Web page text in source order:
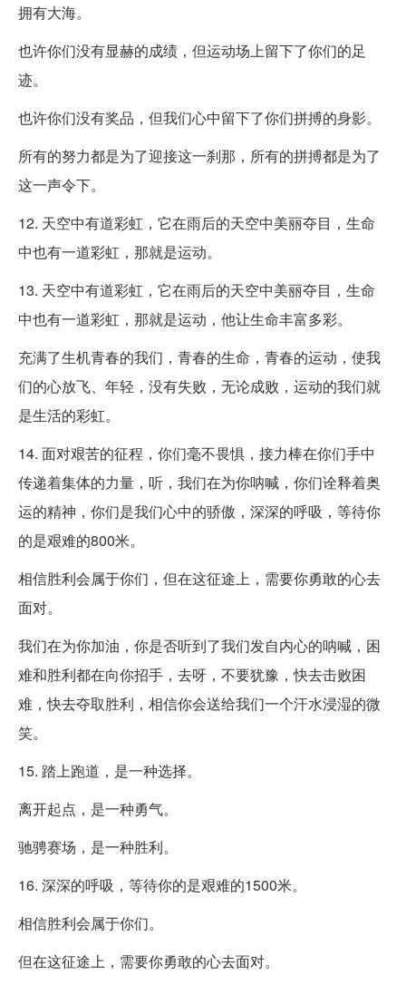
拥有大海。
也许你们没有显赫的成绩，但运动场上留下了你们的足
迹。
也许你们没有奖品，但我们心中留下了你们拼搏的身影。
所有的努力都是为了迎接这一刹那，所有的拼搏都是为了
这一声令下。
12. 天空中有道彩虹，它在雨后的天空中美丽夺目，生命
中也有一道彩虹，那就是运动。
13. 天空中有道彩虹，它在雨后的天空中美丽夺目，生命
中也有一道彩虹，那就是运动，他让生命丰富多彩。
充满了生机青春的我们，青春的生命，青春的运动，使我
们的心放飞、年轻，没有失败，无论成败，运动的我们就
是生活的彩虹。
14. 面对艰苦的征程，你们毫不畏惧，接力棒在你们手中
传递着集体的力量，听，我们在为你呐喊，你们诠释着奥
运的精神，你们是我们心中的骄傲，深深的呼吸，等待你
的是艰难的800米。
相信胜利会属于你们，但在这征途上，需要你勇敢的心去
面对。
我们在为你加油，你是否听到了我们发自内心的呐喊，困
难和胜利都在向你招手，去呀，不要犹豫，快去击败困
难，快去夺取胜利，相信你会送给我们一个汗水浸湿的微
笑。
15. 踏上跑道，是一种选择。
离开起点，是一种勇气。
驰骋赛场，是一种胜利。
16. 深深的呼吸，等待你的是艰难的1500米。
相信胜利会属于你们。
但在这征途上，需要你勇敢的心去面对。